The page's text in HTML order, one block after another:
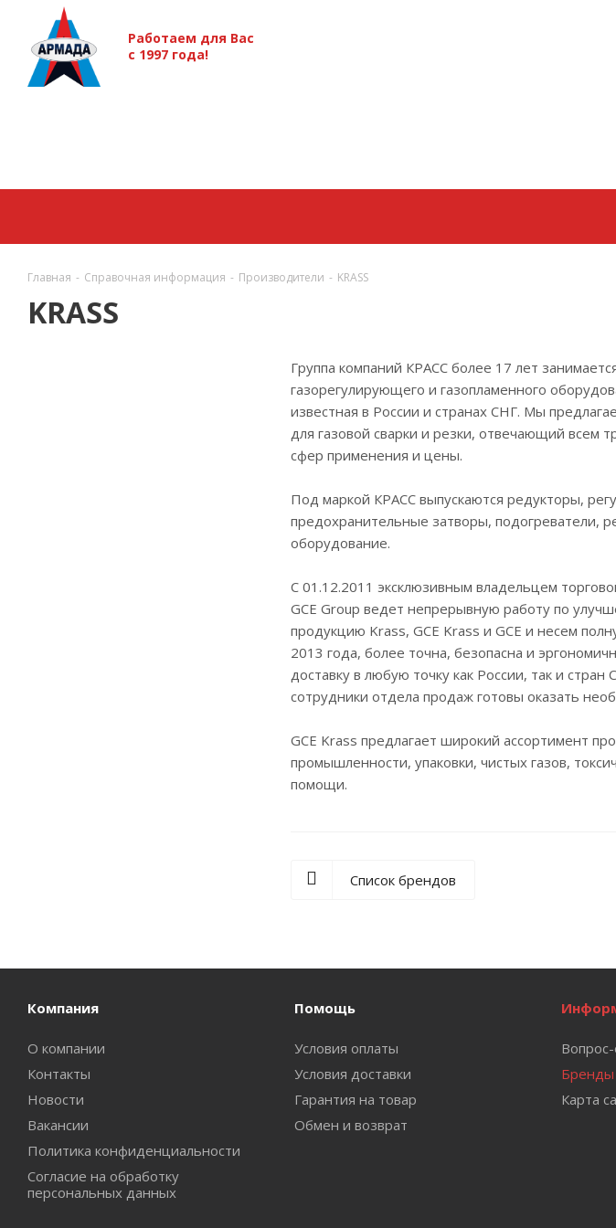
Работаем для Вас
с 1997 года!
Главная - Справочная информация - Производители - KRASS
KRASS
Группа компаний КРАСС более 17 лет
газорегулирующего и газопламенного
известная в России и странах СНГ. Мы
для газовой сварки и резки, отвечающий всем
сфер применения и цены.
Под маркой КРАСС выпускаются редукторы,
предохранительные затворы, подогреватели,
оборудование.
С 01.12.2011 эксклюзивным владельцем
GCE Group ведет непрерывную работу по
продукцию Krass, GCE Krass и GCE и несем
2013 года, более точна, безопасна и
доставку в любую точку как России, так и
сотрудники отдела продаж готовы оказать
GCE Krass предлагает широкий ассортимент
промышленности, упаковки, чистых газов,
помощи.
Список брендов
Компания
О компании
Контакты
Новости
Вакансии
Политика конфиденциальности
Согласие на обработку
персональных данных
Помощь
Условия оплаты
Условия доставки
Гарантия на товар
Обмен и возврат
Бренды
Карта